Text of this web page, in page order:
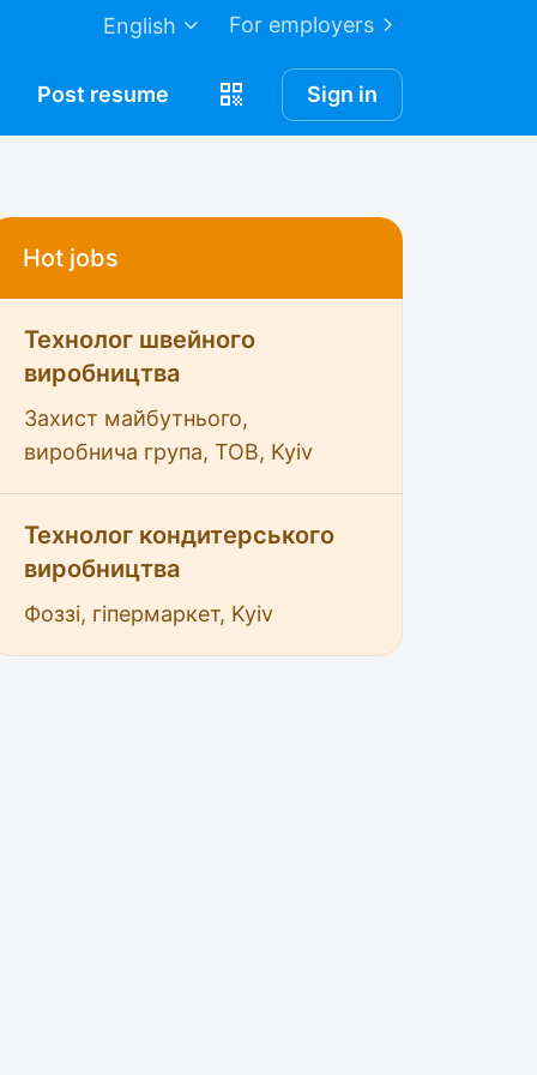
For employers
English
Post resume Sign in
Hot jobs
Технолог швейного
виробництва
Захист майбутнього,
виробнича група, ТОВ, Kyiv
Технолог кондитерського
виробництва
Фоззі, гіпермаркет, Kyiv